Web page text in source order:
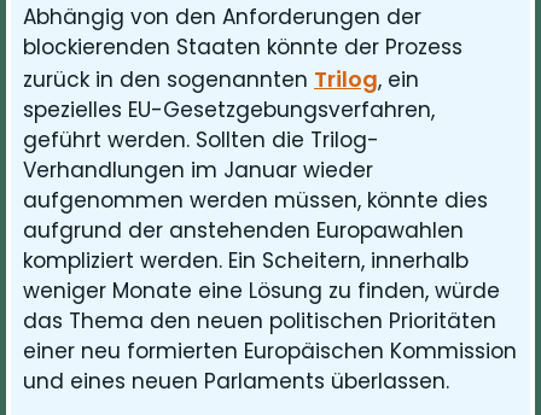
Abhängig von den Anforderungen der
blockierenden Staaten könnte der Prozess
zurück in den sogenannten Trilog, ein
spezielles EU-Gesetzgebungsverfahren,
geführt werden. Sollten die Trilog-
Verhandlungen im Januar wieder
aufgenommen werden müssen, könnte dies
aufgrund der anstehenden Europawahlen
kompliziert werden. Ein Scheitern, innerhalb
weniger Monate eine Lösung zu finden, würde
das Thema den neuen politischen Prioritäten
einer neu formierten Europäischen Kommission
und eines neuen Parlaments überlassen.